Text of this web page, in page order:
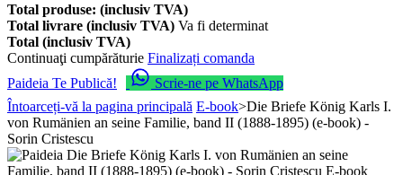
Total produse: (inclusiv TVA)
Total livrare (inclusiv TVA) Va fi determinat
Total (inclusiv TVA)
Continuaţi cumpărăturie Finalizați comanda
Paideia Te Publică!
Scrie-ne pe WhatsApp
Întoarceți-vă la pagina principală E-book>Die Briefe König Karls I.
von Rumänien an seine Familie, band II (1888-1895) (e-book) -
Sorin Cristescu